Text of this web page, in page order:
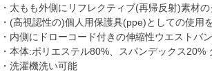
・太もも外側にリフレクティブ(再帰反射)素材
・(高視認性の)個人用保護具(ppe)としての使用
・内側にドローコード付きの伸縮性ウエストバ
・本体:ポリエステル80%、スパンデックス
・洗濯機洗い可能